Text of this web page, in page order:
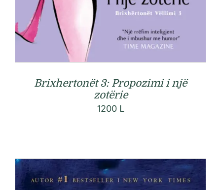
Brixhertonët 3: Propozimi i një
zotërie
1200 L